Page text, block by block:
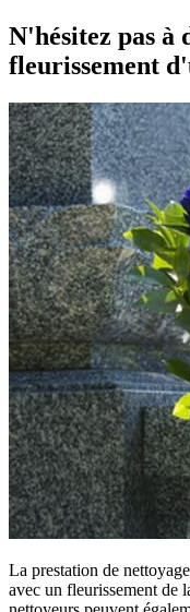
N'hésitez pas à
fleurissement
La prestation de
avec un fleurissement de